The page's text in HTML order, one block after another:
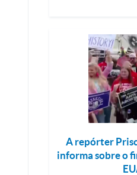
A repórter
informa sobre o